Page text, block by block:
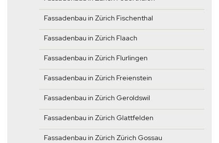
Fassadenbau in Zürich Fischenthal
Fassadenbau in Zürich Flaach
Fassadenbau in Zürich Flurlingen
Fassadenbau in Zürich Freienstein
Fassadenbau in Zürich Geroldswil
Fassadenbau in Zürich Glattfelden
Fassadenbau in Zürich Zürich Gossau